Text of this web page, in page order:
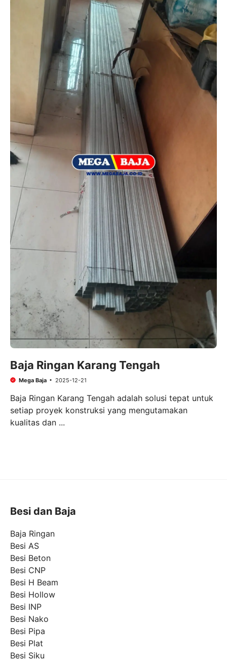
Baja Ringan Karang Tengah
Mega Baja 2025-12-21
Baja Ringan Karang Tengah adalah solusi tepat untuk
setiap proyek konstruksi yang mengutamakan
kualitas dan ...
Besi dan Baja
Baja Ringan
Besi AS
Besi Beton
Besi CNP
Besi H Beam
Besi Hollow
Besi INP
Besi Nako
Besi Pipa
Besi Plat
Besi Siku